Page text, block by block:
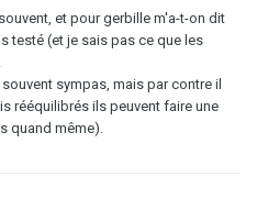
et pour gerbille m'a-t-on dit
testé (et je sais pas ce que les
sympas, mais par contre il
rééquilibrés ils peuvent faire une
quand même).